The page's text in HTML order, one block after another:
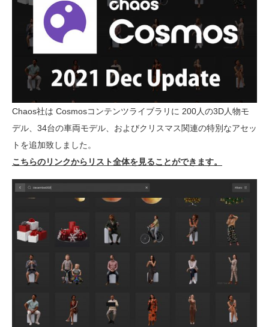
Chaos社は Cosmosコンテンツライブラリに 200人の3D人物モ
デル、34台の車両モデル、およびクリスマス関連の特別なアセッ
トを追加致しました。
こちらのリンクからリスト全体を見ることができます。